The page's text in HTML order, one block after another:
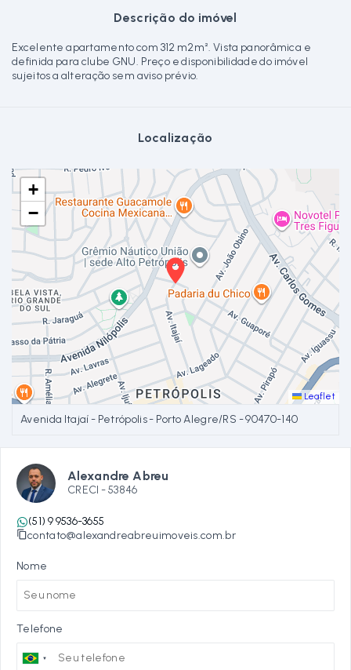
Descrição do imóvel
Excelente apartamento com 312 m2m². Vista panorâmica e
definida para clube GNU. Preço e disponibilidade do imóvel
sujeitos a alteração sem aviso prévio.
Localização
+
−
Leaflet
Avenida Itajaí - Petrópolis - Porto Alegre/RS - 90470-140
Alexandre Abreu
CRECI -53846
(51) 9 9536-3655
contato@alexandreabreuimoveis.com.br
Nome
Telefone